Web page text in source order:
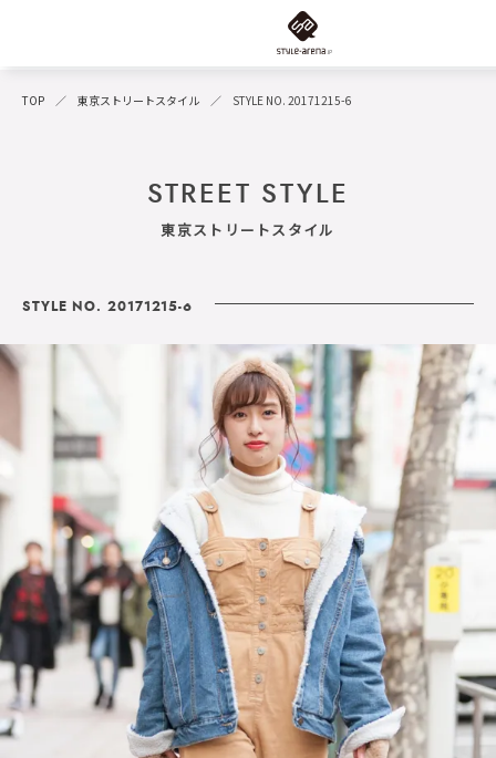
TOP 東京ストリートスタイル STYLE NO. 20171215-6
STREET STYLE
東京ストリートスタイル
STYLE NO. 20171215-6